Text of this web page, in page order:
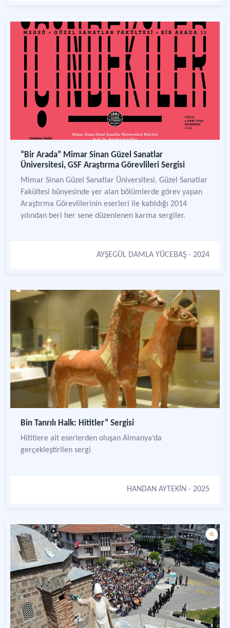
“Bir Arada” Mimar Sinan Güzel Sanatlar
Üniversitesi, GSF Araştırma Görevlileri Sergisi
Mimar Sinan Güzel Sanatlar Üniversitesi, Güzel Sanatlar
Fakültesi bünyesinde yer alan bölümlerde görev yapan
Araştırma Görevlilerinin eserleri ile katıldığı 2014
yılından beri her sene düzenlenen karma sergiler.
AYŞEGÜL DAMLA YÜCEBAŞ - 2024
Bin Tanrılı Halk: Hititler” Sergisi
Hititlere ait eserlerden oluşan Almanya’da
gerçekleştirilen sergi
HANDAN AYTEKİN - 2025